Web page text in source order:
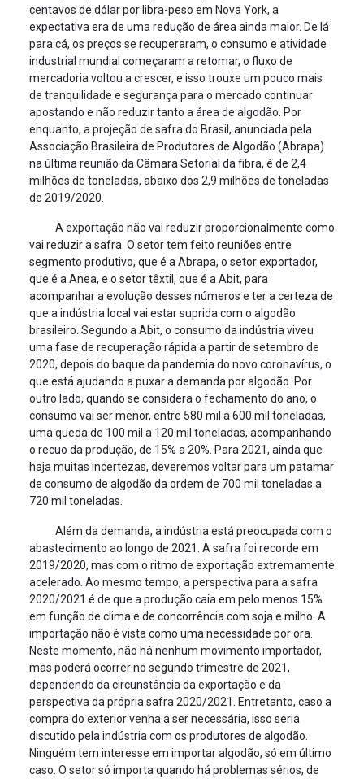
centavos de dólar por libra-peso em Nova York, a
expectativa era de uma redução de área ainda maior. De lá
para cá, os preços se recuperaram, o consumo e atividade
industrial mundial começaram a retomar, o fluxo de
mercadoria voltou a crescer, e isso trouxe um pouco mais
de tranquilidade e segurança para o mercado continuar
apostando e não reduzir tanto a área de algodão. Por
enquanto, a projeção de safra do Brasil, anunciada pela
Associação Brasileira de Produtores de Algodão (Abrapa)
na última reunião da Câmara Setorial da fibra, é de 2,4
milhões de toneladas, abaixo dos 2,9 milhões de toneladas
de 2019/2020.
A exportação não vai reduzir proporcionalmente como
vai reduzir a safra. O setor tem feito reuniões entre
segmento produtivo, que é a Abrapa, o setor exportador,
que é a Anea, e o setor têxtil, que é a Abit, para
acompanhar a evolução desses números e ter a certeza de
que a indústria local vai estar suprida com o algodão
brasileiro. Segundo a Abit, o consumo da indústria viveu
uma fase de recuperação rápida a partir de setembro de
2020, depois do baque da pandemia do novo coronavírus, o
que está ajudando a puxar a demanda por algodão. Por
outro lado, quando se considera o fechamento do ano, o
consumo vai ser menor, entre 580 mil a 600 mil toneladas,
uma queda de 100 mil a 120 mil toneladas, acompanhando
o recuo da produção, de 15% a 20%. Para 2021, ainda que
haja muitas incertezas, deveremos voltar para um patamar
de consumo de algodão da ordem de 700 mil toneladas a
720 mil toneladas.
Além da demanda, a indústria está preocupada com o
abastecimento ao longo de 2021. A safra foi recorde em
2019/2020, mas com o ritmo de exportação extremamente
acelerado. Ao mesmo tempo, a perspectiva para a safra
2020/2021 é de que a produção caia em pelo menos 15%
em função de clima e de concorrência com soja e milho. A
importação não é vista como uma necessidade por ora.
Neste momento, não há nenhum movimento importador,
mas poderá ocorrer no segundo trimestre de 2021,
dependendo da circunstância da exportação e da
perspectiva da própria safra 2020/2021. Entretanto, caso a
compra do exterior venha a ser necessária, isso seria
discutido pela indústria com os produtores de algodão.
Ninguém tem interesse em importar algodão, só em último
caso. O setor só importa quando há problemas sérios, de